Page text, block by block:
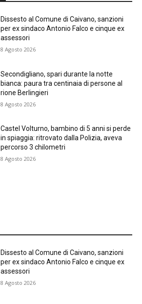
Dissesto al Comune di Caivano, sanzioni
per ex sindaco Antonio Falco e cinque ex
assessori
8 Agosto 2026
Secondigliano, spari durante la notte
bianca: paura tra centinaia di persone al
rione Berlingieri
8 Agosto 2026
Castel Volturno, bambino di 5 anni si perde
in spiaggia: ritrovato dalla Polizia, aveva
percorso 3 chilometri
8 Agosto 2026
Dissesto al Comune di Caivano, sanzioni
per ex sindaco Antonio Falco e cinque ex
assessori
8 Agosto 2026